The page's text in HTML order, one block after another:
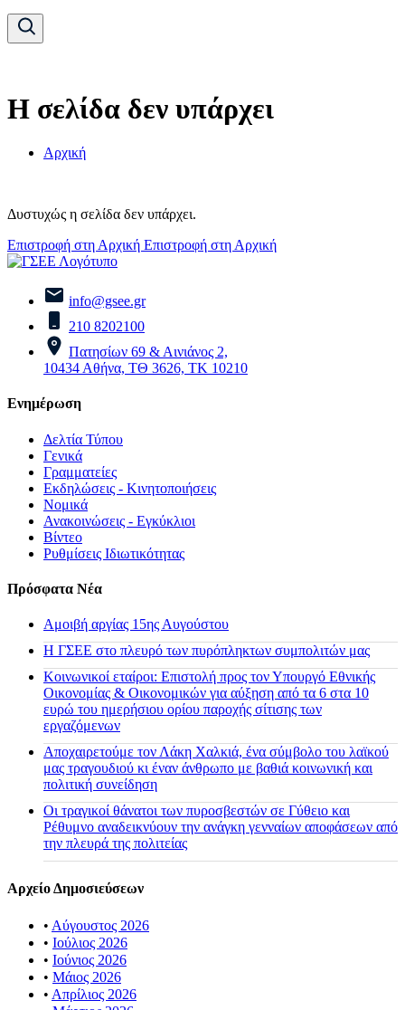
Η σελίδα δεν υπάρχει
Αρχική
Δυστυχώς η σελίδα δεν υπάρχει.
Επιστροφή στη Αρχική Επιστροφή στη Αρχική
info@gsee.gr
210 8202100
Πατησίων 69 & Αινιάνος 2,
10434 Αθήνα, ΤΘ 3626, ΤΚ 10210
Ενημέρωση
Δελτία Τύπου
Γενικά
Γραμματείες
Εκδηλώσεις - Κινητοποιήσεις
Νομικά
Ανακοινώσεις - Εγκύκλιοι
Βίντεο
Ρυθμίσεις Ιδιωτικότητας
Πρόσφατα Νέα
Αμοιβή αργίας 15ης Αυγούστου
H ΓΣΕΕ στο πλευρό των πυρόπληκτων συμπολιτών μας
Κοινωνικοί εταίροι: Επιστολή προς τον Υπουργό Εθνικής
Οικονομίας & Οικονομικών για αύξηση από τα 6 στα 10
ευρώ του ημερήσιου ορίου παροχής σίτισης των
εργαζόμενων
Αποχαιρετούμε τον Λάκη Χαλκιά, ένα σύμβολο του λαϊκού
μας τραγουδιού κι έναν άνθρωπο με βαθιά κοινωνική και
πολιτική συνείδηση
Οι τραγικοί θάνατοι των πυροσβεστών σε Γύθειο και
Ρέθυμνο αναδεικνύουν την ανάγκη γενναίων αποφάσεων από
την πλευρά της πολιτείας
Αρχείο Δημοσιεύσεων
• Αύγουστος 2026
• Ιούλιος 2026
• Ιούνιος 2026
• Μάιος 2026
• Απρίλιος 2026